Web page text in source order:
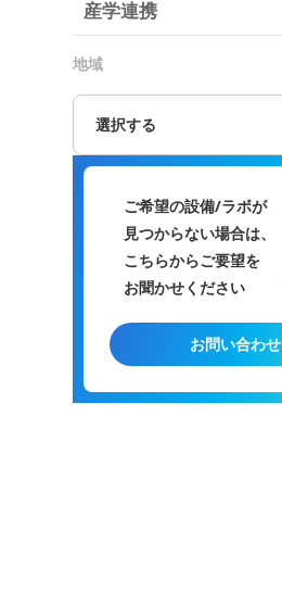
産学連携
地域
選択する
ご希望の設備/ラボが
見つからない場合は、
こちらからご要望を
お聞かせください
お問い合わせ